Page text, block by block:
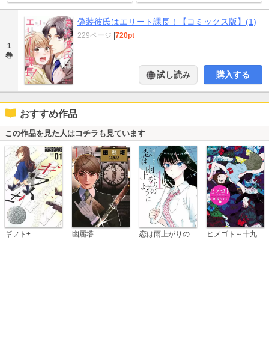
1
巻
偽装彼氏はエリート課長！【コミックス版】(1)
229ページ |720pt
試し読み 購入する
おすすめ作品
この作品を見た人はコチラも見ています
ギフト± 幽麗塔 ヒメゴト～十九歳の制服～